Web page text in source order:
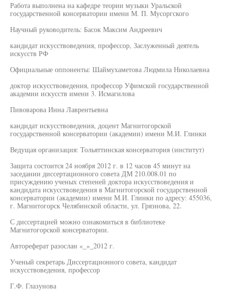
Работа выполнена на кафедре теории музыки Уральской
государственной консерватории имени М. П. Мусоргского
Научный руководитель: Басок Максим Андреевич
кандидат искусствоведения, профессор, Заслуженный деятель
искусств РФ
Официальные оппоненты: Шаймухаметова Людмила Николаевна
доктор искусствоведения, профессор Уфимской государственной
академии искусств имени 3. Исмагилова
Пивоварова Инна Лаврентьевна
кандидат искусствоведения, доцент Магнитогорской
государственной консерватории (академии) имени М.И. Глинки
Ведущая организация: Тольяттинская консерватория (институт)
Защита состоится 24 ноября 2012 г. в 12 часов 45 минут на
заседании диссертационного совета ДМ 210.008.01 по
присуждению ученых степеней доктора искусствоведения и
кандидата искусствоведения в Магнитогорской государственной
консерватории (академии) имени М.И. Глинки по адресу: 455036,
г. Магнитогорск Челябинской области, ул. Грязнова, 22.
С диссертацией можно ознакомиться в библиотеке
Магнитогорской консерватории.
Автореферат разослан «_»_2012 г.
Ученый секретарь Диссертационного совета, кандидат
искусствоведения, профессор
Г.Ф. Глазунова